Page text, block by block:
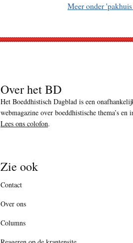
Meer onder
Over het BD
Het Boeddhistisch Dagblad is een
webmagazine over boeddhistische thema’s en
Lees ons colofon.
Zie ook
Contact
Over ons
Columns